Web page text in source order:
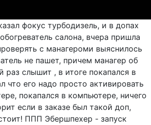
фокус турбодизель, и в допах
салона, вчера пришла
с манагероми выяснилось
не пашет, причем манагер об
раз слышит , в итоге покапался в
что его надо просто активировать
покапался в компьютере, ничего
если в заказе был такой доп,
ППП Эбершпехер - запуск